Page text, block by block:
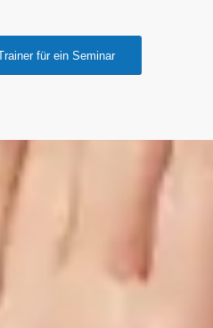
für ein Seminar